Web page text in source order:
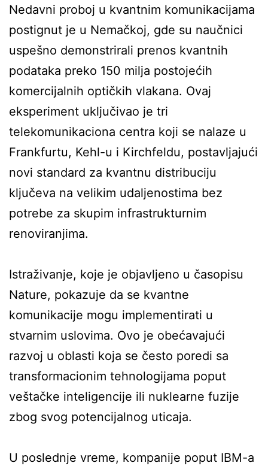
Nedavni proboj u kvantnim komunikacijama
postignut je u Nemačkoj, gde su naučnici
uspešno demonstrirali prenos kvantnih
podataka preko 150 milja postojećih
komercijalnih optičkih vlakana. Ovaj
eksperiment uključivao je tri
telekomunikaciona centra koji se nalaze u
Frankfurtu, Kehl-u i Kirchfeldu, postavljajući
novi standard za kvantnu distribuciju
ključeva na velikim udaljenostima bez
potrebe za skupim infrastrukturnim
renoviranjima.
Istraživanje, koje je objavljeno u časopisu
Nature, pokazuje da se kvantne
komunikacije mogu implementirati u
stvarnim uslovima. Ovo je obećavajući
razvoj u oblasti koja se često poredi sa
transformacionim tehnologijama poput
veštačke inteligencije ili nuklearne fuzije
zbog svog potencijalnog uticaja.
U poslednje vreme, kompanije poput IBM-a